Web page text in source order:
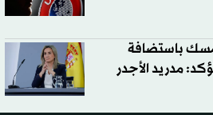
باستضافة